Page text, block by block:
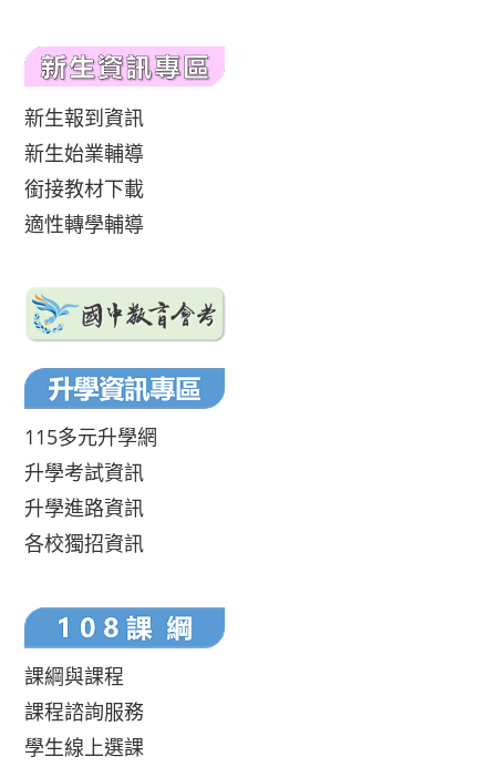
新生報到資訊
新生始業輔導
銜接教材下載
適性轉學輔導
115多元升學網
升學考試資訊
升學進路資訊
各校獨招資訊
課綱與課程
課程諮詢服務
學生線上選課